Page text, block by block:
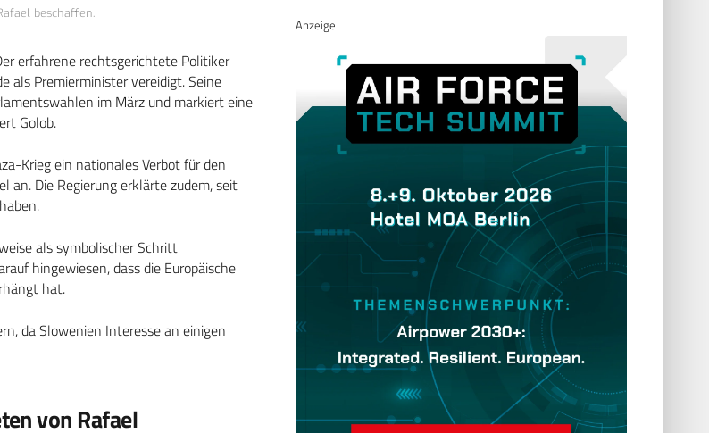
beschaffen.
erfahrene rechtsgerichtete Politiker
als Premierminister vereidigt. Seine
im März und markiert eine
Golob.
Krieg ein nationales Verbot für den
an. Die Regierung erklärte zudem, seit
als symbolischer Schritt
hingewiesen, dass die Europäische
hat.
da Slowenien Interesse an einigen
von Rafael
Anzeige